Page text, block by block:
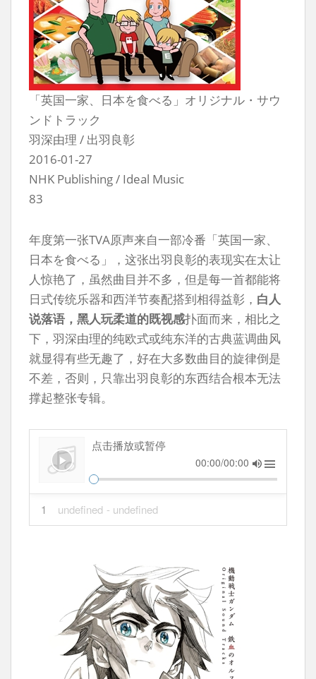
「英国一家、日本を食べる」オリジナル・サウ
ンドトラック
羽深由理 / 出羽良彰
2016-01-27
NHK Publishing / Ideal Music
83
年度第一张TVA原声来自一部冷番「英国一家、
日本を食べる」，这张出羽良彰的表现实在太让
人惊艳了，虽然曲目并不多，但是每一首都能将
日式传统乐器和西洋节奏配搭到相得益彰， 白人
说落语，黑人玩柔道的既视感扑面而来，相比之
下，羽深由理的纯欧式或纯东洋的古典蓝调曲风
就显得有些无趣了，好在大多数曲目的旋律倒是
不差，否则，只靠出羽良彰的东西结合根本无法
撑起整张专辑。
点击播放或暂停
00:00/00:00
1 undefined - undefined